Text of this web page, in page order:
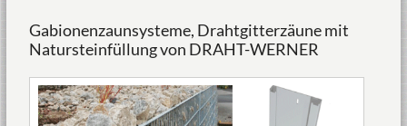
Gabionenzaunsysteme, Drahtgitterzäune mit
Natursteinfüllung von DRAHT-WERNER